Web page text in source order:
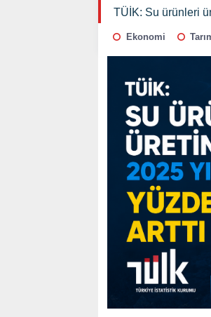
TÜİK: Su ürünleri
Ekonomi